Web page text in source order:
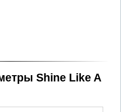
Shine Like A